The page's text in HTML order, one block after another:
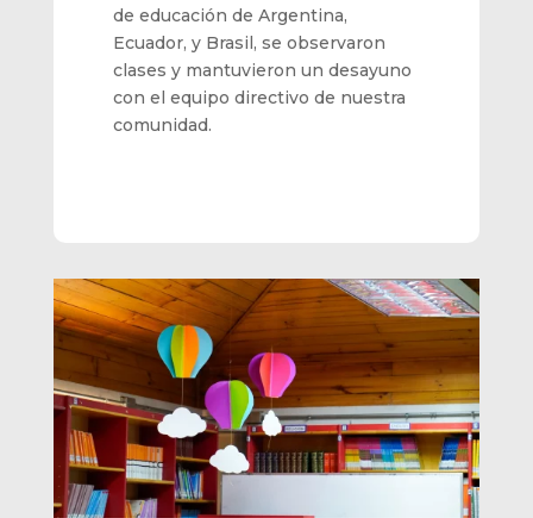
de educación de Argentina,
Ecuador, y Brasil, se observaron
clases y mantuvieron un desayuno
con el equipo directivo de nuestra
comunidad.